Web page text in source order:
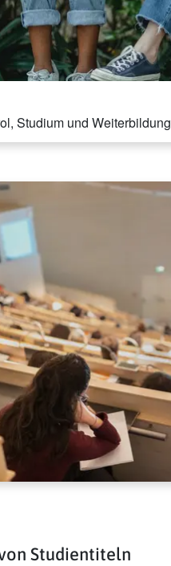
Studium und Weiterbildung
Studientiteln